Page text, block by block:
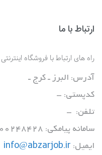
ارتباط با ما
راه های ارتباط با فروشگاه اینترنتی
آدرس: البرز ـ کرج ـ
کدپستی: -
تلفن: -
سامانه پیامکی: 5000248428
ایمیل: info@abzarjob.ir